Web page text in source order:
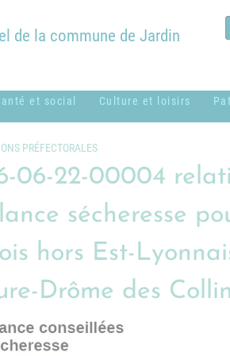
de la commune de Jardin
et social
ADMR
CCAS
Centres sociaux
Logement
Médical et
paramédical
SSIAD
Culture et loisirs
Municipale
communaux
Nos associations &
syndicats
PRÉFECTORALES
06-22-00004
sécheresse
hors Est-
Drôme des